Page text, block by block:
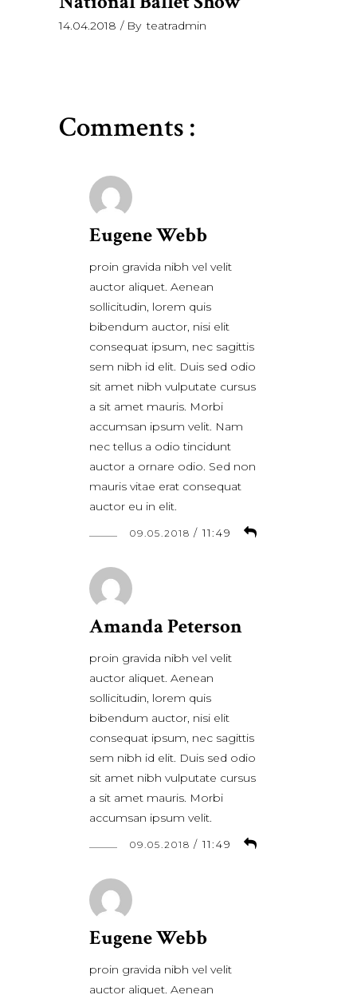
14.04.2018 By teatradmin
Comments :
Eugene Webb
proin gravida nibh vel velit
auctor aliquet. Aenean
sollicitudin, lorem quis
bibendum auctor, nisi elit
consequat ipsum, nec sagittis
sem nibh id elit. Duis sed odio
sit amet nibh vulputate cursus
a sit amet mauris. Morbi
accumsan ipsum velit. Nam
nec tellus a odio tincidunt
auctor a ornare odio. Sed non
mauris vitae erat consequat
auctor eu in elit.
09.05.2018 / 11:49
Amanda Peterson
proin gravida nibh vel velit
auctor aliquet. Aenean
sollicitudin, lorem quis
bibendum auctor, nisi elit
consequat ipsum, nec sagittis
sem nibh id elit. Duis sed odio
sit amet nibh vulputate cursus
a sit amet mauris. Morbi
accumsan ipsum velit.
09.05.2018 / 11:49
Eugene Webb
proin gravida nibh vel velit
auctor aliquet. Aenean